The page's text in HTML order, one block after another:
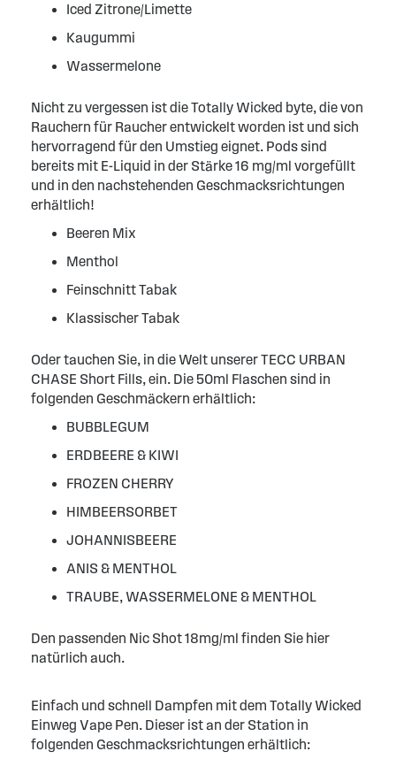
Iced Zitrone/Limette
Kaugummi
Wassermelone
Nicht zu vergessen ist die Totally Wicked byte, die von
Rauchern für Raucher entwickelt worden ist und sich
hervorragend für den Umstieg eignet. Pods sind
bereits mit E-Liquid in der Stärke 16 mg/ml vorgefüllt
und in den nachstehenden Geschmacksrichtungen
erhältlich!
Beeren Mix
Menthol
Feinschnitt Tabak
Klassischer Tabak
Oder tauchen Sie, in die Welt unserer TECC URBAN
CHASE Short Fills, ein. Die 50ml Flaschen sind in
folgenden Geschmäckern erhältlich:
BUBBLEGUM
ERDBEERE & KIWI
FROZEN CHERRY
HIMBEERSORBET
JOHANNISBEERE
ANIS & MENTHOL
TRAUBE, WASSERMELONE & MENTHOL
Den passenden Nic Shot 18mg/ml finden Sie hier
natürlich auch.
Einfach und schnell Dampfen mit dem Totally Wicked
Einweg Vape Pen. Dieser ist an der Station in
folgenden Geschmacksrichtungen erhältlich: